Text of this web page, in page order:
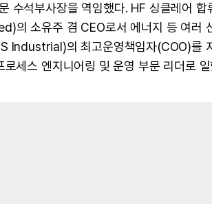
수석부사장을 역임했다. HF 싱클레어 합
소유주 겸 CEO로서 에너지 등 여러
Industrial)의 최고운영책임자(COO)를
세스 엔지니어링 및 운영 부문 리더로